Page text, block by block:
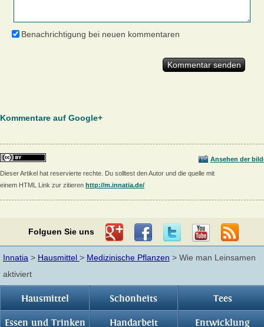
Benachrichtigung bei neuen kommentaren
Kommentare auf Google+
Ansehen der
Dieser Artikel hat reservierte rechte. Du solltest den Autor und die quelle mit
einem HTML Link zur zitieren http://m.innatia.de/
Folguen Sie uns
Innatia > Hausmittel > Medizinische Pflanzen > Wie man Leinsamen
aktiviert
Hausmittel Schönheits Tees
Essen und Trinken Handarbeit Entwicklung